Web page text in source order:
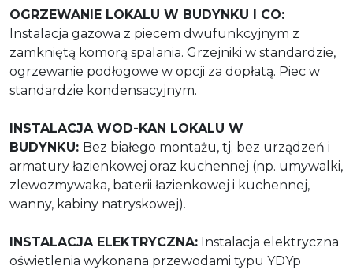
OGRZEWANIE LOKALU W BUDYNKU I CO:
Instalacja gazowa z piecem dwufunkcyjnym z
zamkniętą komorą spalania. Grzejniki w standardzie,
ogrzewanie podłogowe w opcji za dopłatą. Piec w
standardzie kondensacyjnym.
INSTALACJA WOD-KAN LOKALU W
BUDYNKU: Bez białego montażu, tj. bez urządzeń i
armatury łazienkowej oraz kuchennej (np. umywalki,
zlewozmywaka, baterii łazienkowej i kuchennej,
wanny, kabiny natryskowej).
INSTALACJA ELEKTRYCZNA: Instalacja elektryczna
oświetlenia wykonana przewodami typu YDYp